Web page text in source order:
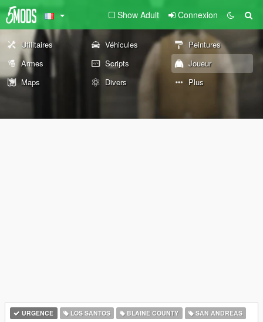
Show Adult Connexion
Utilitaires Véhicules
Peintures
Armes
Scripts
Joueur
Maps
Divers Plus
URGENCE LOS SANTOS BLAINE COUNTY
SAN ANDREAS